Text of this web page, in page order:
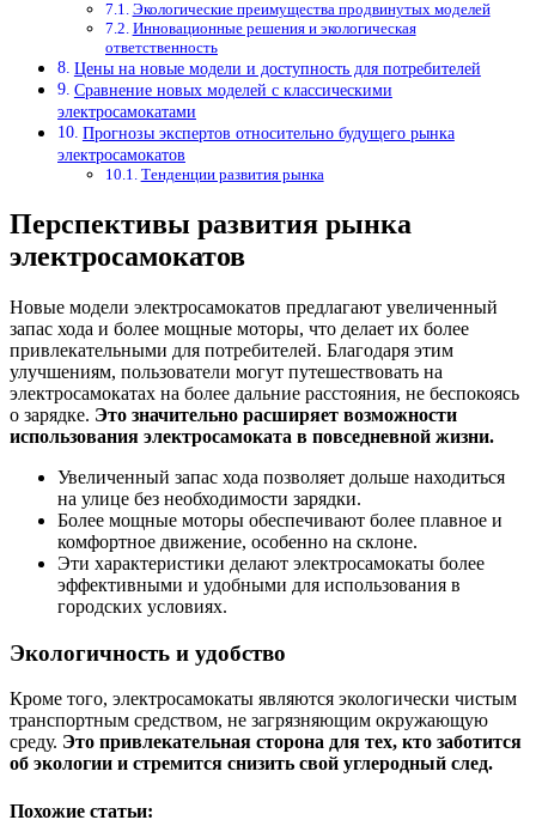
Экологические преимущества продвинутых моделей
Инновационные решения и экологическая
ответственность
Цены на новые модели и доступность для потребителей
Сравнение новых моделей с классическими
электросамокатами
Прогнозы экспертов относительно будущего рынка
электросамокатов
Тенденции развития рынка
Перспективы развития рынка
электросамокатов
Новые модели электросамокатов предлагают увеличенный
запас хода и более мощные моторы, что делает их более
привлекательными для потребителей. Благодаря этим
улучшениям, пользователи могут путешествовать на
электросамокатах на более дальние расстояния, не беспокоясь
о зарядке. Это значительно расширяет возможности
использования электросамоката в повседневной жизни.
Увеличенный запас хода позволяет дольше находиться
на улице без необходимости зарядки.
Более мощные моторы обеспечивают более плавное и
комфортное движение, особенно на склоне.
Эти характеристики делают электросамокаты более
эффективными и удобными для использования в
городских условиях.
Экологичность и удобство
Кроме того, электросамокаты являются экологически чистым
транспортным средством, не загрязняющим окружающую
среду. Это привлекательная сторона для тех, кто заботится
об экологии и стремится снизить свой углеродный след.
Похожие статьи: